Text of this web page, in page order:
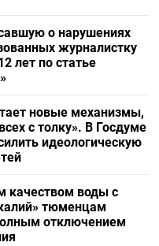
о нарушениях
журналистку
лет по статье
новые механизмы,
с толку». В Госдуме
идеологическую
качеством воды с
тюменцам
отключением